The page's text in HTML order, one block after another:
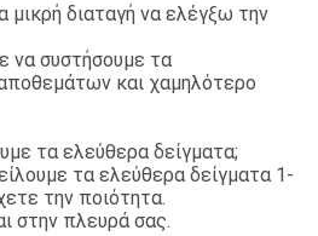
διαταγή να ελέγξω την
να συστήσουμε τα
και χαμηλότερο
τα ελεύθερα δείγματα;
τα ελεύθερα δείγματα 1-
την ποιότητα.
στην πλευρά σας.